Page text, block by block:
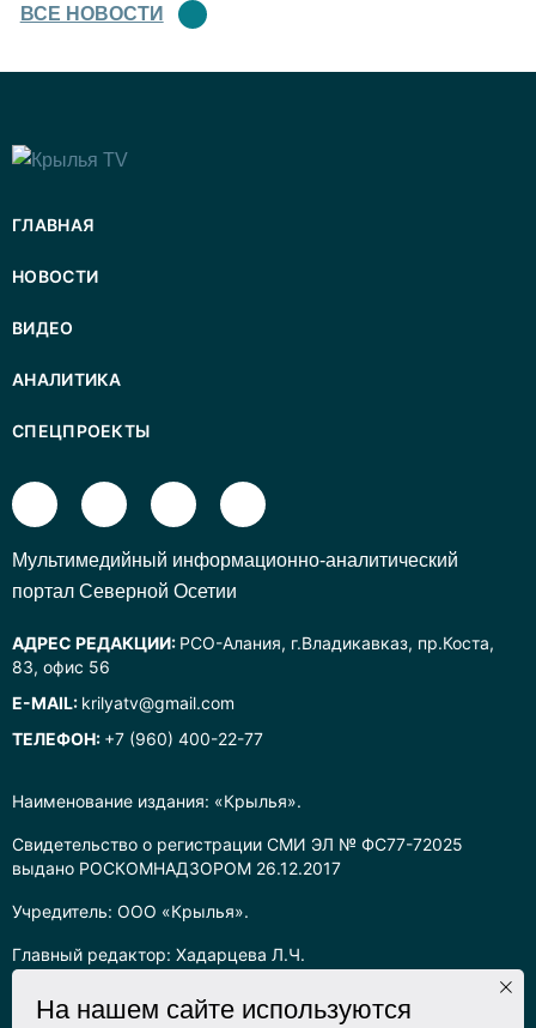
ВСЕ НОВОСТИ
Наименование издания: «Крылья».
Свидетельство о регистрации СМИ ЭЛ № ФС77-72025
выдано РОСКОМНАДЗОРОМ 26.12.2017
Учредитель: ООО «Крылья».
Главный редактор: Хадарцева Л.Ч.
Информация на сайте предназначена для лиц старше 16 лет.
ГЛАВНАЯ
НОВОСТИ
ВИДЕО
АНАЛИТИКА
СПЕЦПРОЕКТЫ
Mультимедийный информационно-аналитический
портал Северной Осетии
АДРЕС РЕДАКЦИИ: РСО-Алания, г.Владикавказ, пр.Коста,
83, офис 56
E-MAIL: krilyatv@gmail.com
ТЕЛЕФОН: +7 (960) 400-22-77
На нашем сайте используются